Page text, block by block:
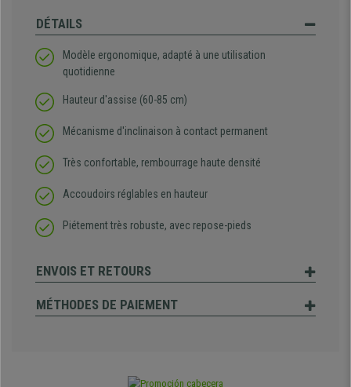
DÉTAILS
Modèle ergonomique, adapté à une utilisation
quotidienne
Hauteur d'assise (60-85 cm)
Mécanisme d'inclinaison à contact permanent
Très confortable, rembourrage haute densité
Accoudoirs réglables en hauteur
Piétement très robuste, avec repose-pieds
ENVOIS ET RETOURS
MÉTHODES DE PAIEMENT